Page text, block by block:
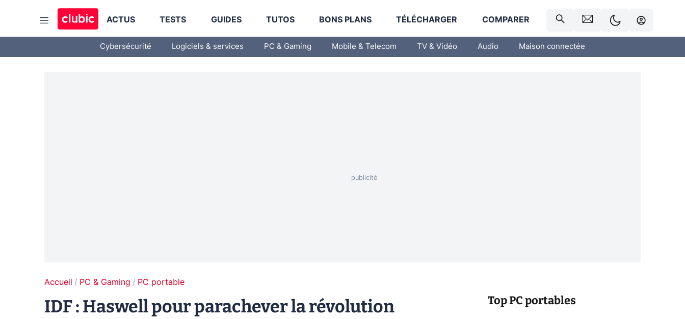
ACTUS TESTS GUIDES TUTOS BONS PLANS TÉLÉCHARGER COMPARER
Cybersécurité Logiciels & services PC & Gaming Mobile & Telecom TV & Vidéo Audio Maison connectée
Accueil PC & Gaming PC portable
IDF : Haswell pour parachever la révolution
Top PC portables